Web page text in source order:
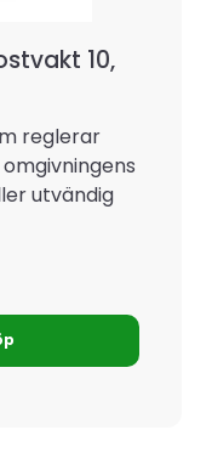
10,
reglerar
utvändig